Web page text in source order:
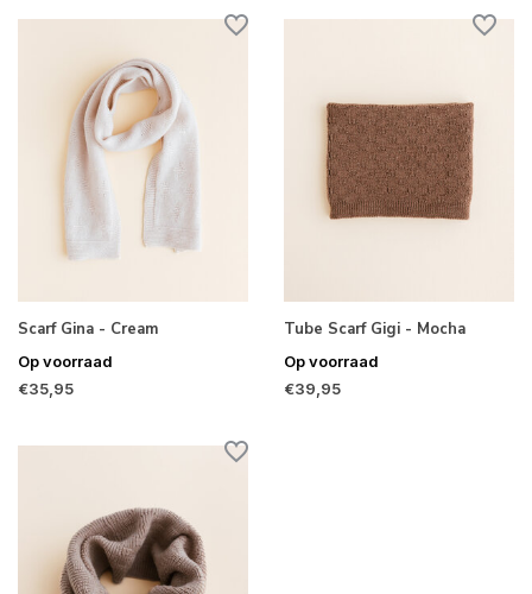
Scarf Gina - Cream
Op voorraad
€35,95
Tube Scarf Gigi - Mocha
Op voorraad
€39,95